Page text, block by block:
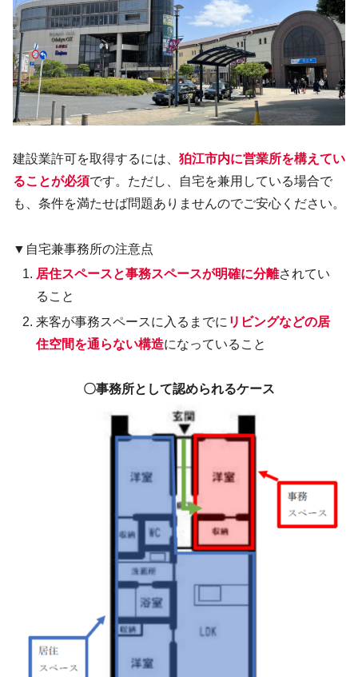
建設業許可を取得するには、 狛江市内に営業所を構えてい
ることが必須です。ただし、自宅を兼用している場合で
も、条件を満たせば問題ありませんのでご安心ください。
▼自宅兼事務所の注意点
居住スペースと事務スペースが明確に分離されてい
ること
来客が事務スペースに入るまでに リビングなどの居
住空間を通らない構造になっていること
〇事務所として認められるケース